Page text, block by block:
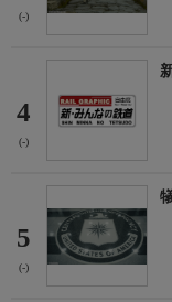
(-)
4
(-)
5
(-)